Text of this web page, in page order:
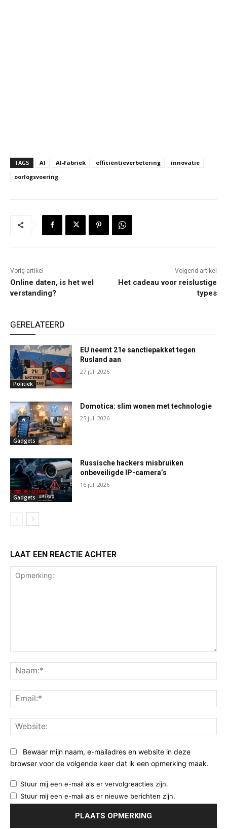
TAGS AI AI-fabriek efficiëntieverbetering
innovatie
oorlogsvoering
Vorig artikel
Online daten, is het wel
verstanding?
Volgend artikel
Het cadeau voor reislustige
types
GERELATEERD
Politiek
EU neemt 21e sanctiepakket tegen
Rusland aan
27 juli 2026
Gadgets
Domotica: slim wonen met technologie
25 juli 2026
Gadgets
Russische hackers misbruiken
onbeveiligde IP-camera’s
16 juli 2026
LAAT EEN REACTIE ACHTER
Bewaar mijn naam, e-mailadres en website in deze
browser voor de volgende keer dat ik een opmerking maak.
Stuur mij een e-mail als er vervolgreacties zijn.
Stuur mij een e-mail als er nieuwe berichten zijn.